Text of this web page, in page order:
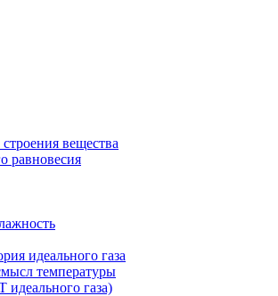
вещества
равновесия
идеального газа
температуры
газа)